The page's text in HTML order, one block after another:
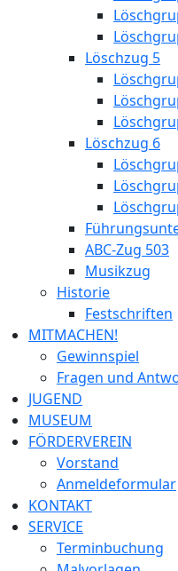
Löschzug 5
Löschzug 6
ABC-Zug 503
Musikzug
Historie
Festschriften
MITMACHEN!
Gewinnspiel
Fragen und
JUGEND
MUSEUM
FÖRDERVEREIN
Vorstand
Anmeldeformular
KONTAKT
SERVICE
Terminbuchung